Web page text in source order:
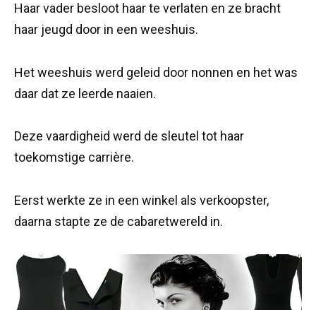
Haar vader besloot haar te verlaten en ze bracht
haar jeugd door in een weeshuis.
Het weeshuis werd geleid door nonnen en het was
daar dat ze leerde naaien.
Deze vaardigheid werd de sleutel tot haar
toekomstige carrière.
Eerst werkte ze in een winkel als verkoopster,
daarna stapte ze de cabaretwereld in.